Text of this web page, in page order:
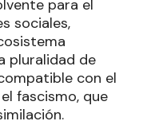
para el
sociales,
pluralidad de
con el
fascismo, que